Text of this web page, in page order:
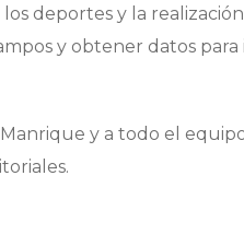
deportes y la
y obtener datos para
y a todo el